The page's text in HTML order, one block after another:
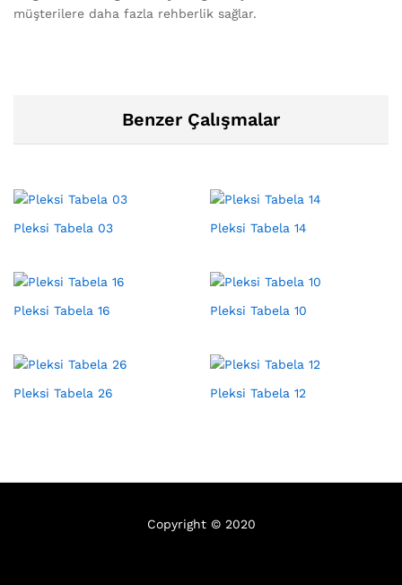
müşterilere daha fazla rehberlik sağlar.
Benzer Çalışmalar
Pleksi Tabela 03 Pleksi Tabela 14
Pleksi Tabela 16 Pleksi Tabela 10
Pleksi Tabela 26 Pleksi Tabela 12
Copyright © 2020